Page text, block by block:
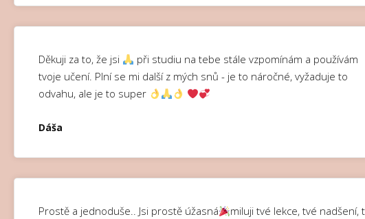
Děkuji za to, že jsi
při studiu na tebe stále vzpomínám a používám
tvoje učení. Plní se mi další z mých snů - je to náročné, vyžaduje to
odvahu, ale je to super
Dáša
Prostě a jednoduše.. Jsi prostě úžasná
miluji tvé lekce, tvé nadšení,